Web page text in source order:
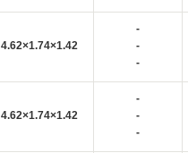
4.62×1.74×1.42
-
-
-
4.62×1.74×1.42
-
-
-